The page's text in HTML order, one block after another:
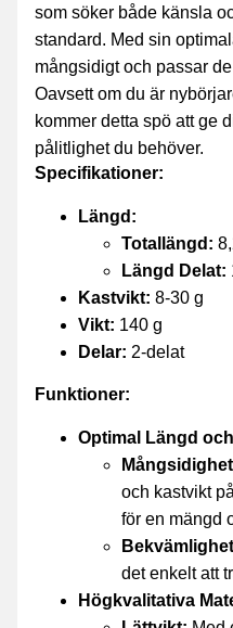
som söker både känsla
standard. Med sin
mångsidigt och passar
Oavsett om du är
kommer detta spö att ge
pålitlighet du behöver.
Specifikationer:
Längd:
Totallängd:
Längd Delat:
Kastvikt: 8-30 g
Vikt: 140 g
Delar: 2-delat
Funktioner:
Optimal Längd
och kastvikt
för en mängd
det enkelt att
Högkvalitativa